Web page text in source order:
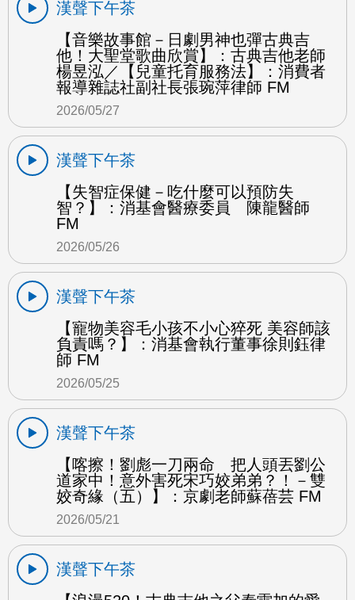
漢聲下午茶
【音樂故事館－日劇男神也彈古典吉
他！大聖堂歌曲欣賞】：古典吉他老師
楊昱泓／【兒童托育服務法】：消費者
報導雜誌社副社長張琬萍律師 FM
2026/05/27
漢聲下午茶
【失智症保健－吃什麼可以預防失
智？】：消基會醫療委員 陳龍醫師
FM
2026/05/26
漢聲下午茶
【寵物美容毛小孩不小心猝死 美容師該
負責嗎？】：消基會執行董事徐則鈺律
師 FM
2026/05/25
漢聲下午茶
【喀擦！劉彪一刀兩命 把人頭丟劉公
道家中！意外害死宋巧姣弟弟？！－雙
姣奇緣（五）】：京劇老師蘇蓓芸 FM
2026/05/21
漢聲下午茶